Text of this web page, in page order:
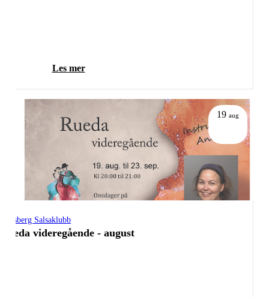
Les mer
Tønsberg Salsaklubb
Rueda videregående - august
19 aug